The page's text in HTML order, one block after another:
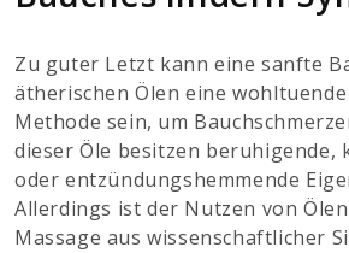
Zu guter Letzt kann eine sanfte
ätherischen Ölen eine
Methode sein, um
dieser Öle besitzen beruhigende,
oder entzündungshemmende
Allerdings ist der Nutzen von
Massage aus wissenschaftlicher